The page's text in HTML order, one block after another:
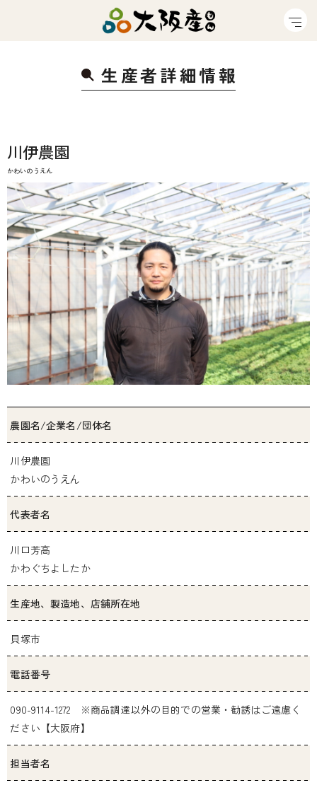
生産者詳細情報
川伊農園
かわいのうえん
農園名/企業名/団体名
川伊農園
かわいのうえん
代表者名
川口芳高
かわぐちよしたか
生産地、製造地、店舗所在地
貝塚市
電話番号
090-9114-1272 ※商品調達以外の目的での営業・勧誘はご遠慮く
ださい【大阪府】
担当者名